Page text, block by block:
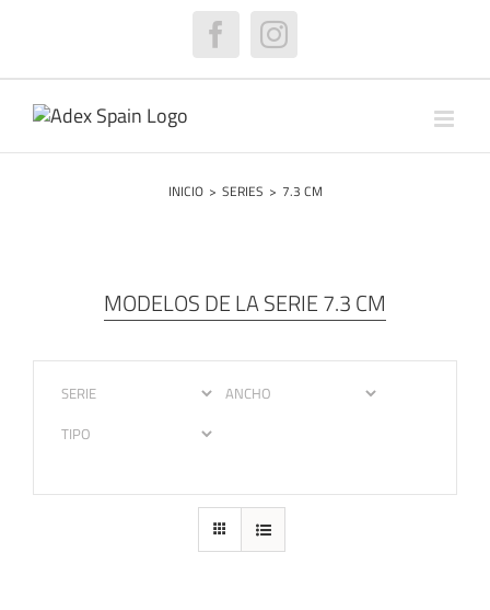
FacebookInstagram
INICIO > SERIES > 7.3 CM
MODELOS DE LA SERIE 7.3 CM